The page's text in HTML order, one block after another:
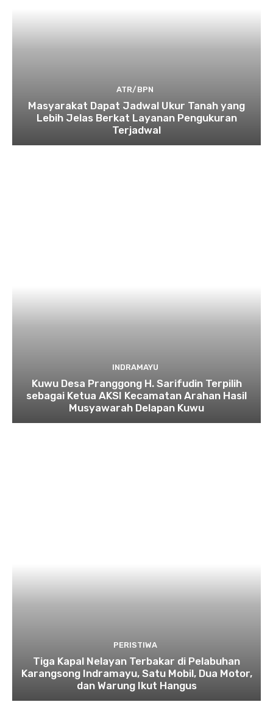
ATR/BPN
Masyarakat Dapat Jadwal Ukur Tanah yang
Lebih Jelas Berkat Layanan Pengukuran
Terjadwal
INDRAMAYU
Kuwu Desa Pranggong H. Sarifudin Terpilih
sebagai Ketua AKSI Kecamatan Arahan Hasil
Musyawarah Delapan Kuwu
PERISTIWA
Tiga Kapal Nelayan Terbakar di Pelabuhan
Karangsong Indramayu, Satu Mobil, Dua Motor,
dan Warung Ikut Hangus